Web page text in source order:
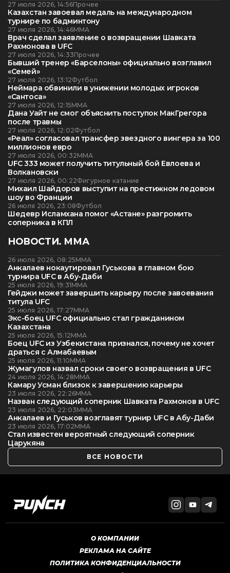
27 июля 2026, 14:56Прочее
Казахстан завоевал медаль на международном
турнире по бадминтону
27 июля 2026, 14:46ММА
Врач сделал заявление о возвращении Шавката
Рахмонова в UFC
27 июля 2026, 14:33Прочее
Бывший тренер «Барселоны» официально возглавил
«Семей»
27 июля 2026, 13:12Футбол
Неймара обвинили в унижении молодых игроков
«Сантоса»
27 июля 2026, 12:15ММА
Дана Уайт не смог объяснить поступок МакГрегора
после травмы
27 июля 2026, 12:02Футбол
«Реал» согласовал трансфер звездного вингера за 100
миллионов евро
27 июля 2026, 00:32ММА
UFC 333 может получить титульный бой Евлоева и
Волкановски
27 июля 2026, 00:22Фигурное катание
Михаил Шайдоров выступит на престижном ледовом
шоу во Франции
26 июля 2026, 23:08Футбол
Шедевр Исламхана помог «Астане» разгромить
соперника в КПЛ
НОВОСТИ. ММА
26 июля 2026, 08:25ММА
Анкалаев нокаутировал Гуськова в главном бою
турнира UFC в Абу-Даби
25 июля 2026, 19:31ММА
Гейджи может завершить карьеру после завоевания
титула UFC
25 июля 2026, 17:27ММА
Экс-боец UFC официально стал гражданином
Казахстана
25 июля 2026, 15:12ММА
Боец UFC из Узбекистана признался, почему не хочет
драться с Алмабаевым
25 июля 2026, 11:10ММА
Жумагулов назвал сроки своего возвращения в UFC
24 июля 2026, 14:28ММА
Камару Усман близок к завершению карьеры
23 июля 2026, 22:26ММА
Назван следующий соперник Шавката Рахмонов в UFC
23 июля 2026, 22:03ММА
Анкалаев и Гуськов возглавят турнир UFC в Абу-Даби
23 июля 2026, 17:02ММА
Стал известен вероятный следующий соперник
Царукяна
ВСЕ НОВОСТИ
О КОМПАНИИ
РЕКЛАМА НА САЙТЕ
ПОЛИТИКА КОНФИДЕНЦИАЛЬНОСТИ